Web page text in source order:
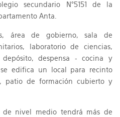
secundario N°5151 de la
Anta.
área de gobierno, sala de
laboratorio de ciencias,
despensa - cocina y
edifica un local para recinto
patio de formación cubierto y
de nivel medio tendrá más de